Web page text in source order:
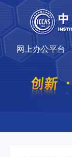
网上办公平台